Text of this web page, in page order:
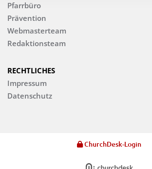
Pfarrbüro
Prävention
Webmasterteam
Redaktionsteam
RECHTLICHES
Impressum
Datenschutz
ChurchDesk-Login